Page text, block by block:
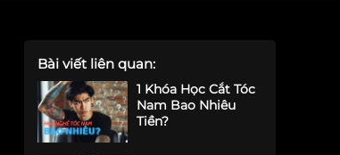
Bài viết liên quan:
1 Khóa Học Cắt Tóc
Nam Bao Nhiêu
Tiền?